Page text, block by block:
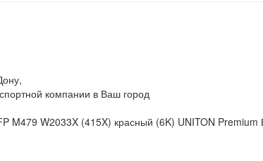
компании в Ваш город
M479 W2033X (415X) красный (6K) UNITON Premium